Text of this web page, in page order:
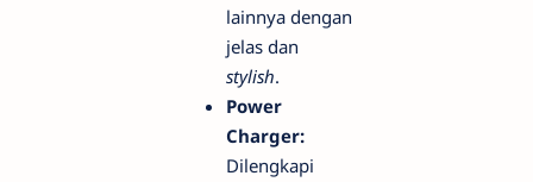
lainnya dengan
jelas dan
stylish.
Power
Charger:
Dilengkapi